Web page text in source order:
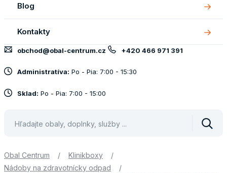
O
nás
Blog
Kontakty
obchod@obal-centrum.cz +420 466 971 391
Administratíva: Po - Pia: 7:00 - 15:30
Sklad: Po - Pia: 7:00 - 15:00
Obal Centrum / Klinikboxy
/
Nádoby na zdravotnícky odpad
/